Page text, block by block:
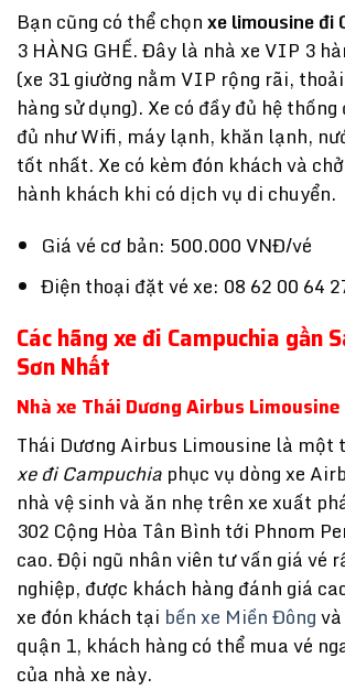
Bạn cũng có thể chọnxe limousine đi
3 HÀNG GHẾ. Đây là nhà xe VIP 3
(xe 31 giường nằm VIP rộng rãi,
hàng sử dụng). Xe có đầy đủ hệ
đủ như Wifi, máy lạnh, khăn lạnh,
tốt nhất. Xe có kèm đón khách và
hành khách khi có dịch vụ di chuyển.
Giá vé cơ bản: 500.000 VNĐ/vé
Điện thoại đặt vé xe: 08 62 00 64
Các hãng xe đi Campuchia gần
Sơn Nhất
Nhà xe Thái Dương Airbus Limousine
Thái Dương Airbus Limousine là một
xe đi Campuchia phục vụ dòng xe
nhà vệ sinh và ăn nhẹ trên xe xuất
302 Cộng Hòa Tân Bình tới Phnom
cao. Đội ngũ nhân viên tư vấn giá vé
nghiệp, được khách hàng đánh giá
xe đón khách tại bến xe Miền Đông
quận 1, khách hàng có thể mua vé
của nhà xe này.